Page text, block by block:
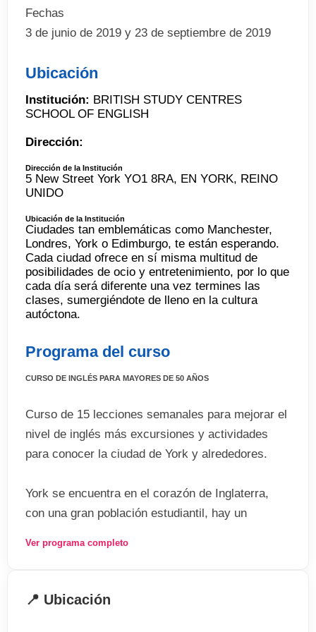
Fechas
3 de junio de 2019 y 23 de septiembre de 2019
Ubicación
Institución: BRITISH STUDY CENTRES
SCHOOL OF ENGLISH
Dirección:
Dirección de la Institución
5 New Street York YO1 8RA, EN YORK, REINO
UNIDO
Ubicación de la Institución
Ciudades tan emblemáticas como Manchester,
Londres, York o Edimburgo, te están esperando.
Cada ciudad ofrece en sí misma multitud de
posibilidades de ocio y entretenimiento, por lo que
cada día será diferente una vez termines las
clases, sumergiéndote de lleno en la cultura
autóctona.
Programa del curso
CURSO DE INGLÉS PARA MAYORES DE 50 AÑOS
Curso de 15 lecciones semanales para mejorar el
nivel de inglés más excursiones y actividades
para conocer la ciudad de York y alrededores.
York se encuentra en el corazón de Inglaterra,
con una gran población estudiantil, hay un
ciudad inglesa.
Pequeña y práctica, es fácil orientarse a pie y
Ver programa completo
📍 Ubicación